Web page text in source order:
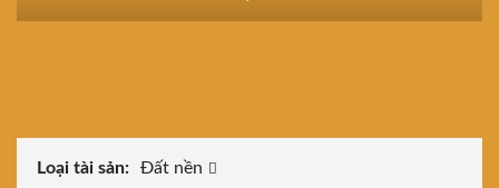
Loại tài sản:
Đất nền